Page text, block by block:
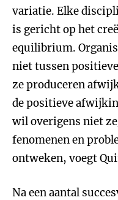
variatie. Elke
is gericht op het
equilibrium.
niet tussen
ze produceren
de positieve
wil overigens niet
fenomenen en
ontweken, voegt
Na een aantal